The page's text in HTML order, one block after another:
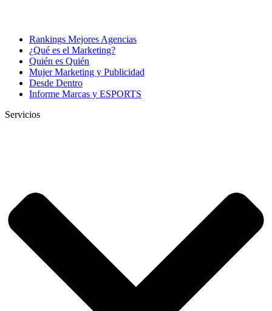
Rankings Mejores Agencias
¿Qué es el Marketing?
Quién es Quién
Mujer Marketing y Publicidad
Desde Dentro
Informe Marcas y ESPORTS
Servicios